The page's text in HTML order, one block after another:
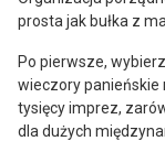
prosta jak bułka z
Po pierwsze,
wieczory panieńskie
tysięcy imprez,
dla dużych